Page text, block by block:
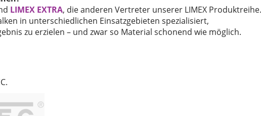
LIMEX EXTRA, die anderen Vertreter unserer LIMEX Produktreihe.
in unterschiedlichen Einsatzgebieten spezialisiert,
zu erzielen – und zwar so Material schonend wie möglich.